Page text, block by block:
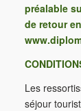
préalable
de retour
Les
séjour